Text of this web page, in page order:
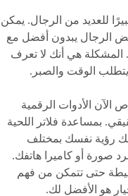
للعديد من الرجال. يمكن
الرجال يبدون أفضل مع
المشكلة هي أنك لا تعرف
يتطلب الوقت والصبر.
الآن الأدوات الرقمية
بمساعدة فلاتر اللحية
رؤية نفسك بمختلف
صورة أو كاميرا هاتفك.
حتى تتمكن من فهم
هو الأفضل لك.